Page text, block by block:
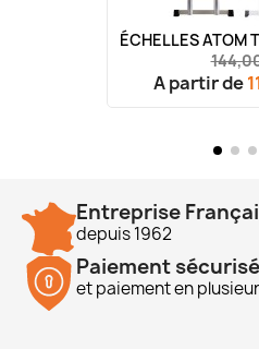
ÉCHELLES ATOM
A partir de
Entreprise
depuis 1962
Paiement sécurisé
et paiement en